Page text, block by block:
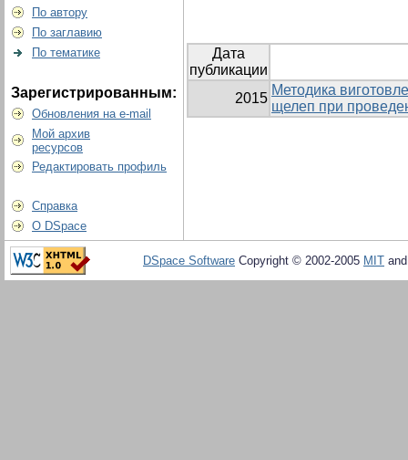
По автору
По заглавию
По тематике
Зарегистрированным:
Обновления на e-mail
Мой архив
ресурсов
Редактировать профиль
Справка
О DSpace
Дата
публикации
2015
Методика
щелеп при
DSpace Software Copyright © 2002-2005 MIT